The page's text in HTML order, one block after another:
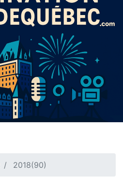
2018(90)